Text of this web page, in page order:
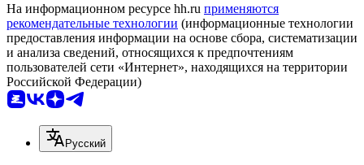
На информационном ресурсе hh.ru применяются
рекомендательные технологии (информационные технологии
предоставления информации на основе сбора, систематизации
и анализа сведений, относящихся к предпочтениям
пользователей сети «Интернет», находящихся на территории
Российской Федерации)
Русский